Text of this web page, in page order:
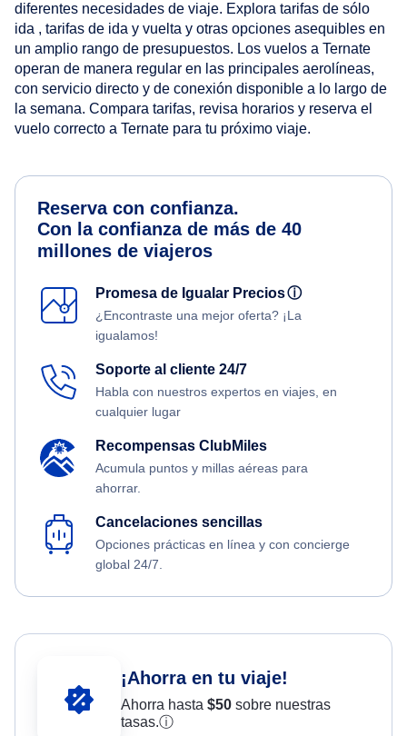
diferentes necesidades de viaje. Explora tarifas de sólo
ida , tarifas de ida y vuelta y otras opciones asequibles en
un amplio rango de presupuestos. Los vuelos a Ternate
operan de manera regular en las principales aerolíneas,
con servicio directo y de conexión disponible a lo largo de
la semana. Compara tarifas, revisa horarios y reserva el
vuelo correcto a Ternate para tu próximo viaje.
Reserva con confianza.
Con la confianza de más de 40
millones de viajeros
Promesa de Igualar Preciosⓘ
¿Encontraste una mejor oferta? ¡La
igualamos!
Soporte al cliente 24/7
Habla con nuestros expertos en viajes, en
cualquier lugar
Recompensas ClubMiles
Acumula puntos y millas aéreas para
ahorrar.
Cancelaciones sencillas
Opciones prácticas en línea y con concierge
global 24/7.
¡Ahorra en tu viaje!
Ahorra hasta $50sobre nuestras
tasas.ⓘ